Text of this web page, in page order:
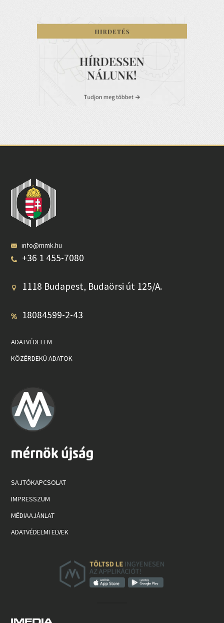
info@mmk.hu
+36 1 455-7080
1118 Budapest, Budaörsi út 125/A.
18084599-2-43
ADATVÉDELEM
KÖZÉRDEKŰ ADATOK
SAJTÓKAPCSOLAT
IMPRESSZUM
MÉDIAAJÁNLAT
ADATVÉDELMI ELVEK